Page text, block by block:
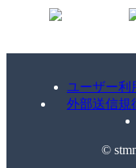
ユーザー利
外部送信規
©️